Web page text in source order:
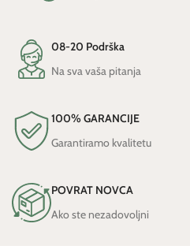
08-20 Podrška
Na sva vaša pitanja
100% GARANCIJE
Garantiramo kvalitetu
POVRAT NOVCA
Ako ste nezadovoljni